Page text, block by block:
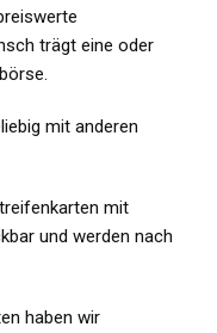
trägt eine oder
mit anderen
mit
und werden nach
haben wir